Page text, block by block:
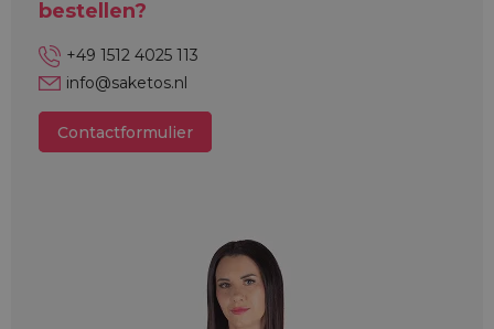
bestellen?
+49 1512 4025 113
info@saketos.nl
Contactformulier